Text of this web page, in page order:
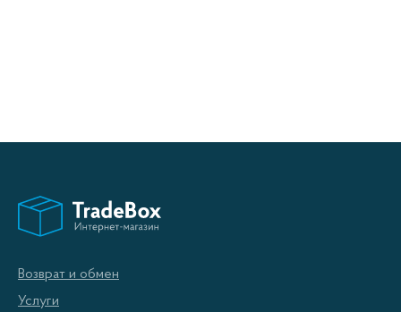
Возврат и обмен
Услуги